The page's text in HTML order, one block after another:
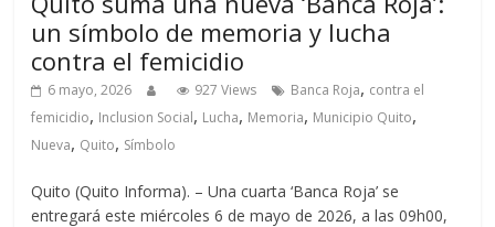
un símbolo de memoria y lucha
contra el femicidio
6 mayo, 2026 927 Views Banca Roja, contra el
femicidio, Inclusion Social, Lucha, Memoria, Municipio Quito,
Nueva, Quito, Símbolo
Quito (Quito Informa). – Una cuarta ‘Banca Roja’ se
entregará este miércoles 6 de mayo de 2026, a las 09h00,